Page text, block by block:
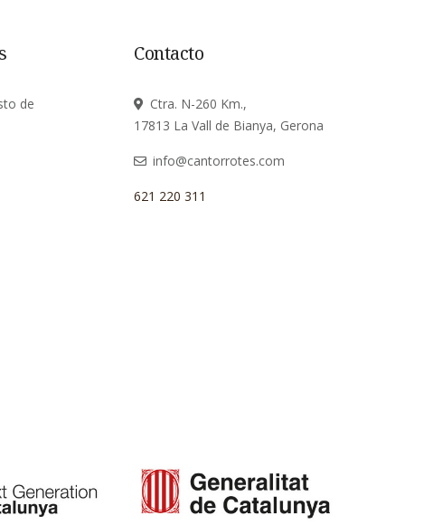
de
Contacto
Ctra. N-260 Km.,
17813 La Vall de Bianya, Gerona
info@cantorrotes.com
621 220 311